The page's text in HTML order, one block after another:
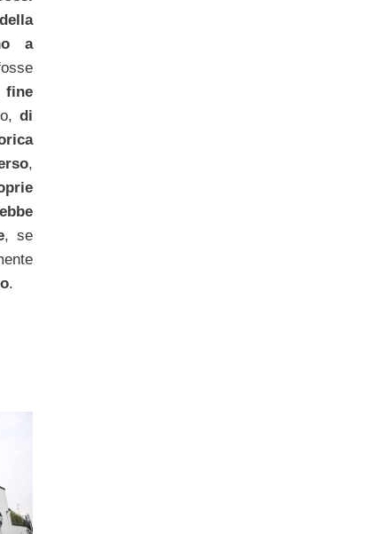
a
fine
di
,
, se
.